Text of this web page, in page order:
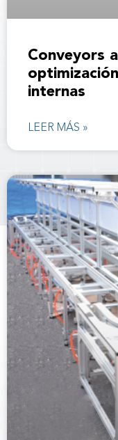
Conveyors
internas
LEER MÁS »